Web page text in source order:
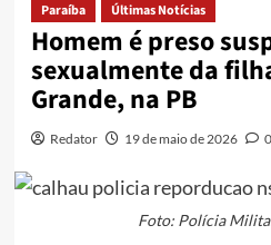
Paraíba Últimas Notícias
Homem é preso
sexualmente da
Grande, na PB
Redator 19 de maio de 2026 0
Foto: Polícia